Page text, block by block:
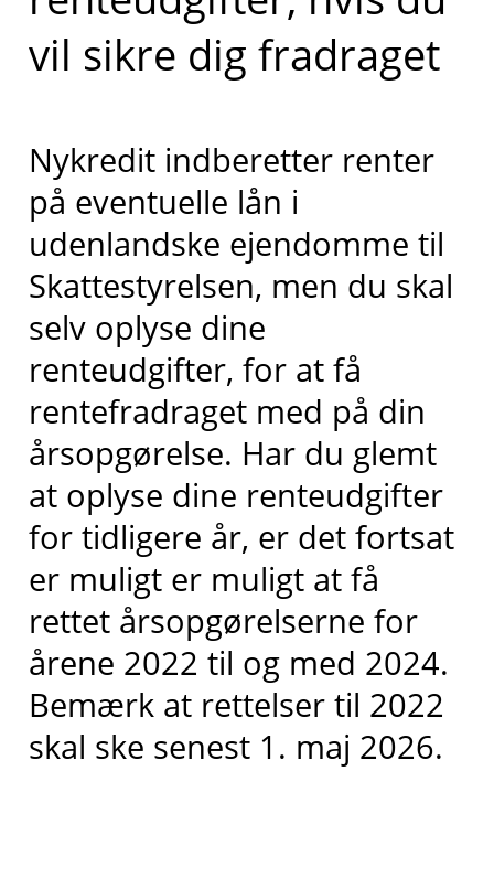
vil sikre dig fradraget
Nykredit indberetter renter
på eventuelle lån i
udenlandske ejendomme til
Skattestyrelsen, men du skal
selv oplyse dine
renteudgifter, for at få
rentefradraget med på din
årsopgørelse. Har du glemt
at oplyse dine renteudgifter
for tidligere år, er det fortsat
er muligt er muligt at få
rettet årsopgørelserne for
årene 2022 til og med 2024.
Bemærk at rettelser til 2022
skal ske senest 1. maj 2026.